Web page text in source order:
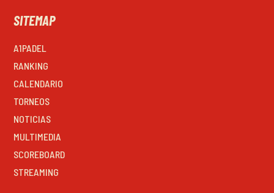
SITEMAP
A1PADEL
RANKING
CALENDARIO
TORNEOS
NOTICIAS
MULTIMEDIA
SCOREBOARD
STREAMING